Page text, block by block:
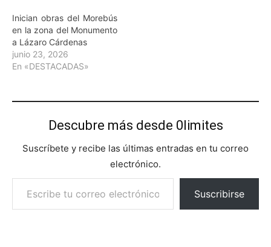
Inician obras del Morebús
en la zona del Monumento
a Lázaro Cárdenas
junio 23, 2026
En «DESTACADAS»
Descubre más desde 0limites
Suscríbete y recibe las últimas entradas en tu correo
electrónico.
Escribe tu correo electrónico…
Suscribirse